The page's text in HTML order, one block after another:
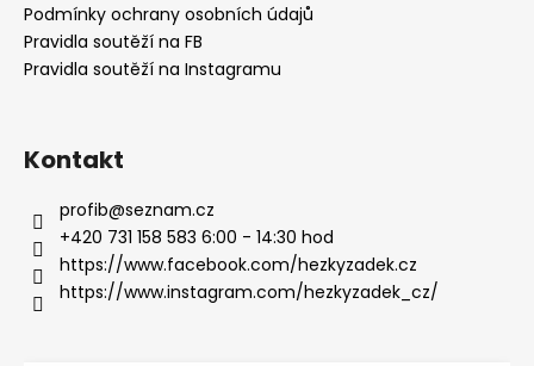
Podmínky ochrany osobních údajů
Pravidla soutěží na FB
Pravidla soutěží na Instagramu
Kontakt
profib@seznam.cz
+420 731 158 583 6:00 - 14:30 hod
https://www.facebook.com/hezkyzadek.cz
https://www.instagram.com/hezkyzadek_cz/